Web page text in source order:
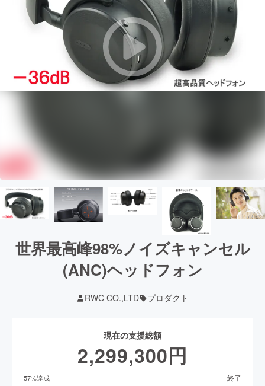
世界最高峰98%ノイズキャンセル
(ANC)ヘッドフォン
RWC CO.,LTD プロダクト
現在の支援総額
2,299,300円
57%達成 終了